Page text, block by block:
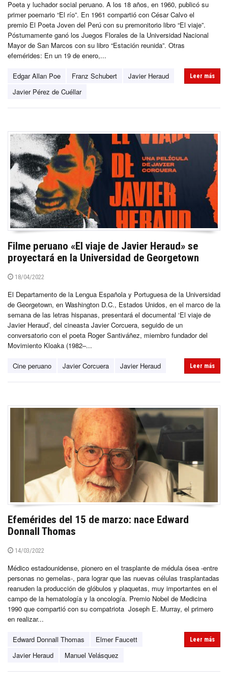
Poeta y luchador social peruano. A los 18 años, en 1960, publicó su
primer poemario “El río”. En 1961 compartió con César Calvo el
premio El Poeta Joven del Perú con su premonitorio libro “El viaje”.
Póstumamente ganó los Juegos Florales de la Universidad Nacional
Mayor de San Marcos con su libro “Estación reunida”. Otras
efemérides: En un 19 de enero,...
Edgar Allan Poe Franz Schubert
Javier Heraud
Javier Pérez de Cuéllar
Leer más
Filme peruano «El viaje de Javier Heraud» se
proyectará en la Universidad de Georgetown
18/04/2022
El Departamento de la Lengua Española y Portuguesa de la Universidad
de Georgetown, en Washington D.C., Estados Unidos, en el marco de la
semana de las letras hispanas, presentará el documental ‘El viaje de
Javier Heraud’, del cineasta Javier Corcuera, seguido de un
conversatorio con el poeta Roger Santiváñez, miembro fundador del
Movimiento Kloaka (1982–...
Cine peruano Javier Corcuera Javier Heraud Leer más
Efemérides del 15 de marzo: nace Edward
Donnall Thomas
14/03/2022
Médico estadounidense, pionero en el trasplante de médula ósea -entre
personas no gemelas-, para lograr que las nuevas células trasplantadas
reanuden la producción de glóbulos y plaquetas, muy importantes en el
campo de la hematología y la oncología. Premio Nobel de Medicina
1990 que compartió con su compatriota Joseph E. Murray, el primero
en realizar...
Edward Donnall Thomas
Elmer Faucett
Javier Heraud
Manuel Velásquez
Leer más